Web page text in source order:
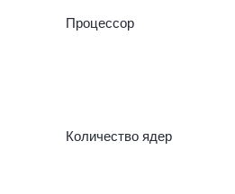
Процессор
Количество ядер